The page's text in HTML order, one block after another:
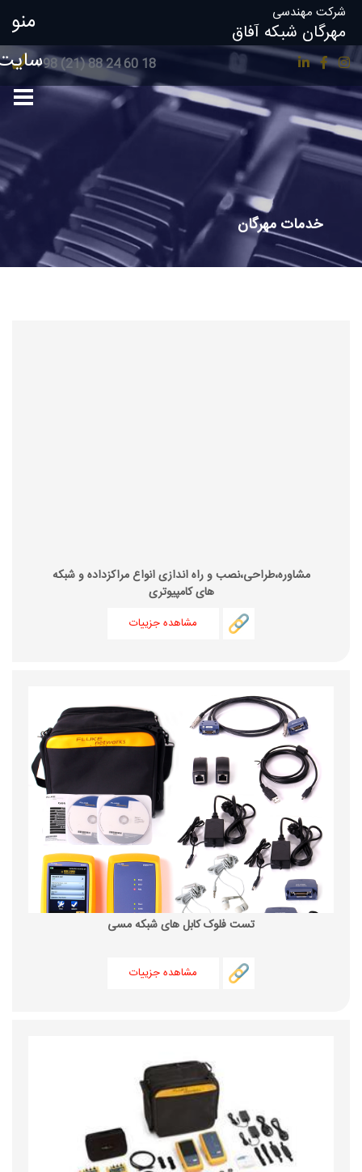
18 60 24 88 (21) 98+
منو
شرکت مهندسی
مهرگان شبکه آفاق
خدمات مهرگان
مشاوره،طراحی،نصب و راه اندازی انواع مراکزداده و شبکه
های کامپیوتری
مشاهده جزییات
تست فلوک کابل های شبکه مسی
مشاهده جزییات